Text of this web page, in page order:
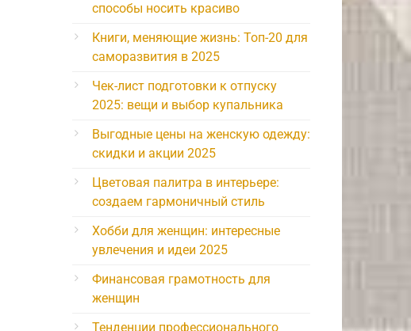
способы носить красиво
Книги, меняющие жизнь: Топ-20 для
саморазвития в 2025
Чек-лист подготовки к отпуску
2025: вещи и выбор купальника
Выгодные цены на женскую одежду:
скидки и акции 2025
Цветовая палитра в интерьере:
создаем гармоничный стиль
Хобби для женщин: интересные
увлечения и идеи 2025
Финансовая грамотность для
женщин
Тенденции профессионального